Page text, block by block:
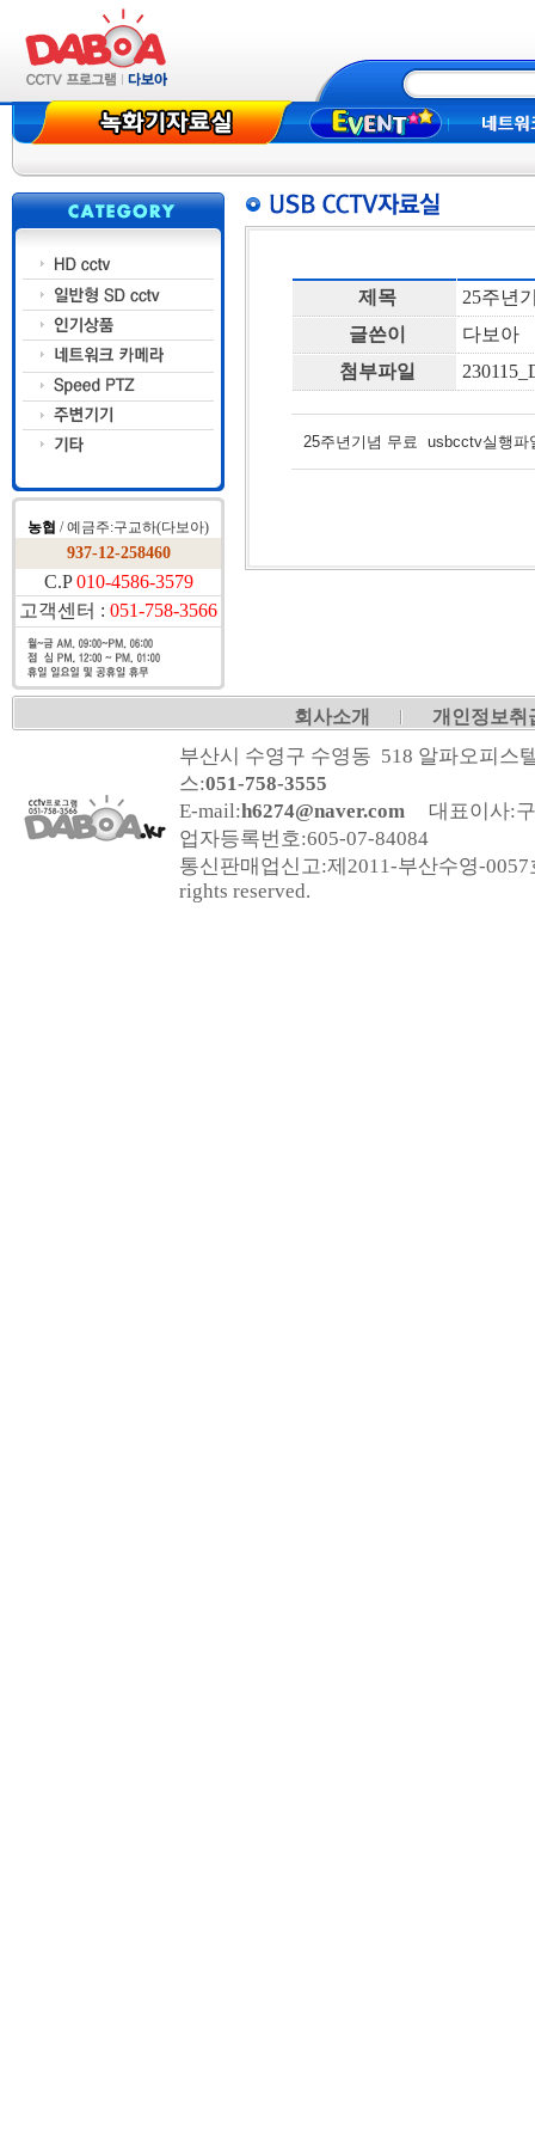
'
농협 / 예금주:구교하(다보아)
937-12-258460
C.P010-4586-3579
고객센터 : 051-758-3566
제목
25주년
글쓴이
다보아
첨부파일
25주년기념 무료 usbcctv실행파
회사소개 개인정보취
부산시 수영구 수영동 518 알파오피
스:051-758-3555
E-mail:h6274@naver.com 대표이사:
업자등록번호:605-07-84084
통신판매업신고:제2011-부산수영-0057
rights reserved.